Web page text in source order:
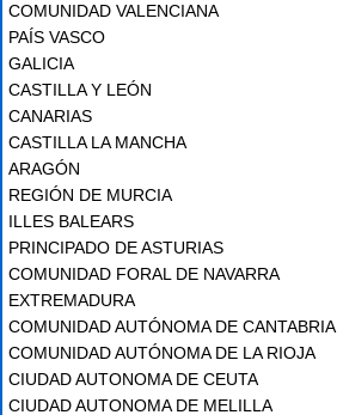
COMUNIDAD VALENCIANA
PAÍS VASCO
GALICIA
CASTILLA Y LEÓN
CANARIAS
CASTILLA LA MANCHA
ARAGÓN
REGIÓN DE MURCIA
ILLES BALEARS
PRINCIPADO DE ASTURIAS
COMUNIDAD FORAL DE NAVARRA
EXTREMADURA
COMUNIDAD AUTÓNOMA DE CANTABRIA
COMUNIDAD AUTÓNOMA DE LA RIOJA
CIUDAD AUTONOMA DE CEUTA
CIUDAD AUTONOMA DE MELILLA